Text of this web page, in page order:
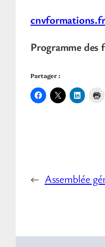
cnvformations.fr
Programme
Partager :
← Assemblée